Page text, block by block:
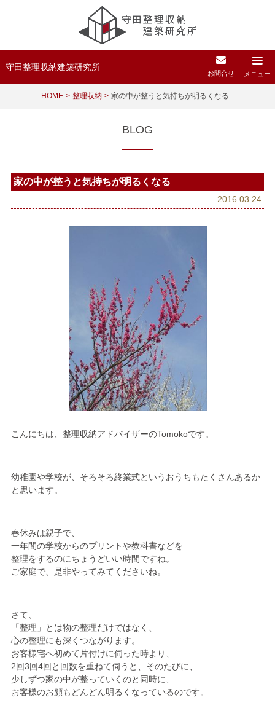
守田整理収納建築研究所
お問合せ メニュー
HOME 整理収納 家の中が整うと気持ちが明るくなる
BLOG
家の中が整うと気持ちが明るくなる
2016.03.24
こんにちは、整理収納アドバイザーのTomokoです。
幼稚園や学校が、そろそろ終業式というおうちもたくさんあるか
と思います。
春休みは親子で、
一年間の学校からのプリントや教科書などを
整理をするのにちょうどいい時間ですね。
ご家庭で、是非やってみてくださいね。
さて、
「整理」とは物の整理だけではなく、
心の整理にも深くつながります。
お客様宅へ初めて片付けに伺った時より、
2回3回4回と回数を重ねて伺うと、そのたびに、
少しずつ家の中が整っていくのと同時に、
お客様のお顔もどんどん明るくなっているのです。